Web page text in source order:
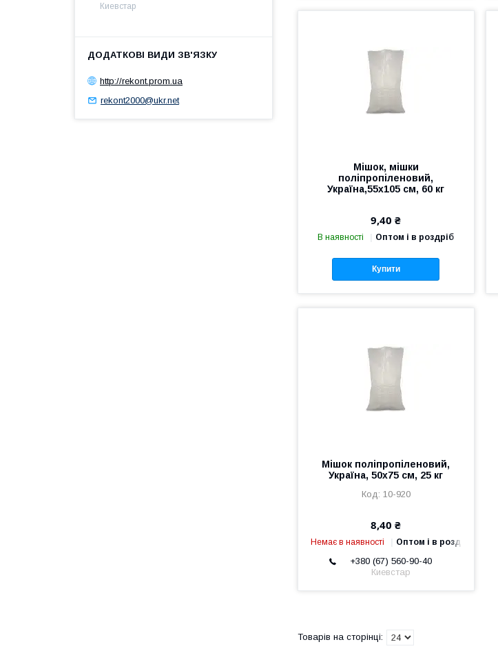
Мішок, мішки
поліпропіленовий,
Україна,55х105 см, 60 кг
9,40 ₴
В наявності Оптом і в роздріб
Купити
Мішок поліпропіленовий,
Україна, 50х75 см, 25 кг
10-920
8,40 ₴
Немає в наявності Оптом і в роздріб
+380 (67) 560-90-40
Киевстар
Киевстар
http://rekont.prom.ua
rekont2000@ukr.net